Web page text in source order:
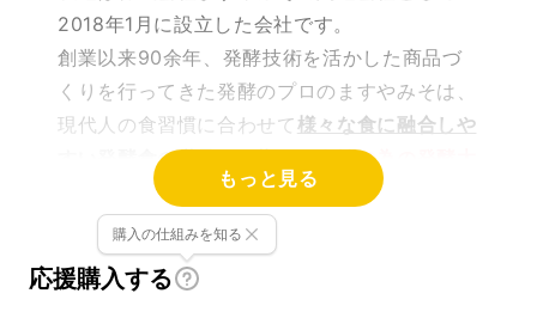
2018年1月に設立した会社です。
創業以来90余年、発酵技術を活かした商品づ
くりを行ってきた発酵のプロのますやみそは、
現代人の食習慣に合わせて様々な食に融合しや
すい発酵食の継承を目指し
女性の為の発酵大
を開発しました。
もっと見る
応援購入する
購入の仕組みを知る